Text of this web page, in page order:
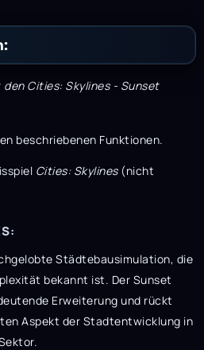
den Cities: Skylines - Sunset
beschriebenen Funktionen.
Cities: Skylines(nicht
Städtebausimulation, die
bekannt ist. Der Sunset
Erweiterung und rückt
Aspekt der Stadtentwicklung in